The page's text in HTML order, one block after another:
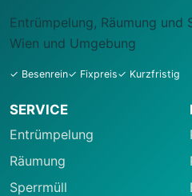
Entrümpelung, Räumung und
Wien und Umgebung
✓ Besenrein✓ Fixpreis✓ Kurzfristig
SERVICE
Entrümpelung
Räumung
Sperrmüll